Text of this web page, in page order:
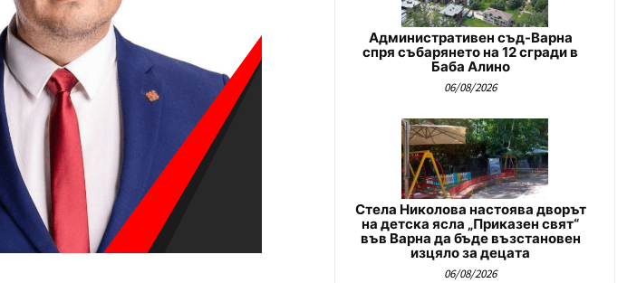
Административен съд-Варна
спря събарянето на 12 сгради в
Баба Алино
06/08/2026
Стела Николова настоява дворът
на детска ясла „Приказен свят“
във Варна да бъде възстановен
изцяло за децата
06/08/2026